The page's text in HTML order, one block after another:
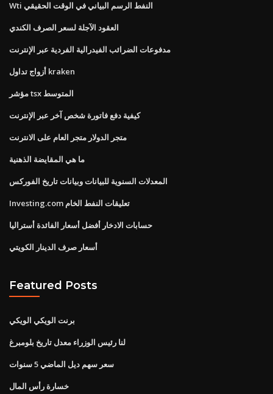
Wti النفط الرسم البياني في الوقت الحقيقي
العقود الآجلة لسعر الصرف الكندي
مدفوعات الضرائب الفيدرالية الفردية عبر الإنترنت
أزواج تداول kraken
مؤشر tsx المتوسط
كيفية دفع فاتورة شخص آخر عبر الإنترنت
متجر الدولار متجر العام على الانترنت
ما هي المقايضة الذهنية
المعدلات السنوية للبيانات وبيانات تاريخ الفوركس
Investing.com تعليقات النفط الخام
حسابات الادخار أفضل أسعار الفائدة أستراليا
أسعار صرف الدينار الكويتي
Featured Posts
برنت الويكي الويكي
لنا رئيس الوزراء معدل تاريخ بلومبرغ
سعر سهم ديل الماضي 5 سنوات
خسارة رأس المال